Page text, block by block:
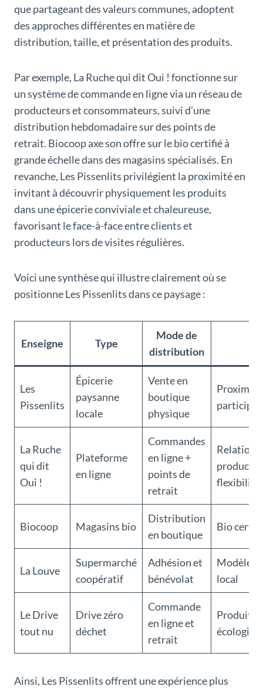
que partageant des valeurs communes, adoptent
des approches différentes en matière de
distribution, taille, et présentation des produits.
Par exemple, La Ruche qui dit Oui ! fonctionne sur
un système de commande en ligne via un réseau de
producteurs et consommateurs, suivi d’une
distribution hebdomadaire sur des points de
retrait. Biocoop axe son offre sur le bio certifié à
grande échelle dans des magasins spécialisés. En
revanche, Les Pissenlits privilégient la proximité en
invitant à découvrir physiquement les produits
dans une épicerie conviviale et chaleureuse,
favorisant le face-à-face entre clients et
producteurs lors de visites régulières.
Voici une synthèse qui illustre clairement où se
positionne Les Pissenlits dans ce paysage :
Enseigne Type
Mode de
distribution
Les
Pissenlits
Épicerie
paysanne
locale
Vente en
boutique
physique
La Ruche
qui dit
Oui !
Plateforme
en ligne
Commandes
en ligne +
points de
retrait
Relation
flexibilité
Biocoop Magasins bio
Distribution
en boutique
Bio
La Louve
Supermarché
coopératif
Adhésion et
bénévolat
Modèle
local
Le Drive
tout nu
Drive zéro
déchet
Commande
en ligne et
retrait
Produits
écologie
Ainsi, Les Pissenlits offrent une expérience plus